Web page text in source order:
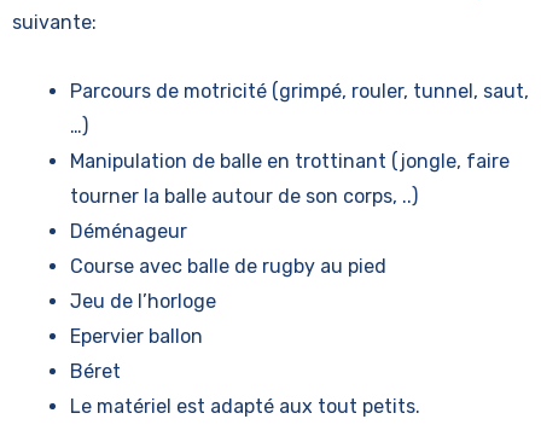
suivante:
Parcours de motricité (grimpé, rouler, tunnel, saut,
…)
Manipulation de balle en trottinant (jongle, faire
tourner la balle autour de son corps, ..)
Déménageur
Course avec balle de rugby au pied
Jeu de l’horloge
Epervier ballon
Béret
Le matériel est adapté aux tout petits.